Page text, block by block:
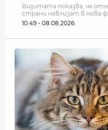
Визитата показва, че
страни навлизат в нова
10:49 - 08.08.2026